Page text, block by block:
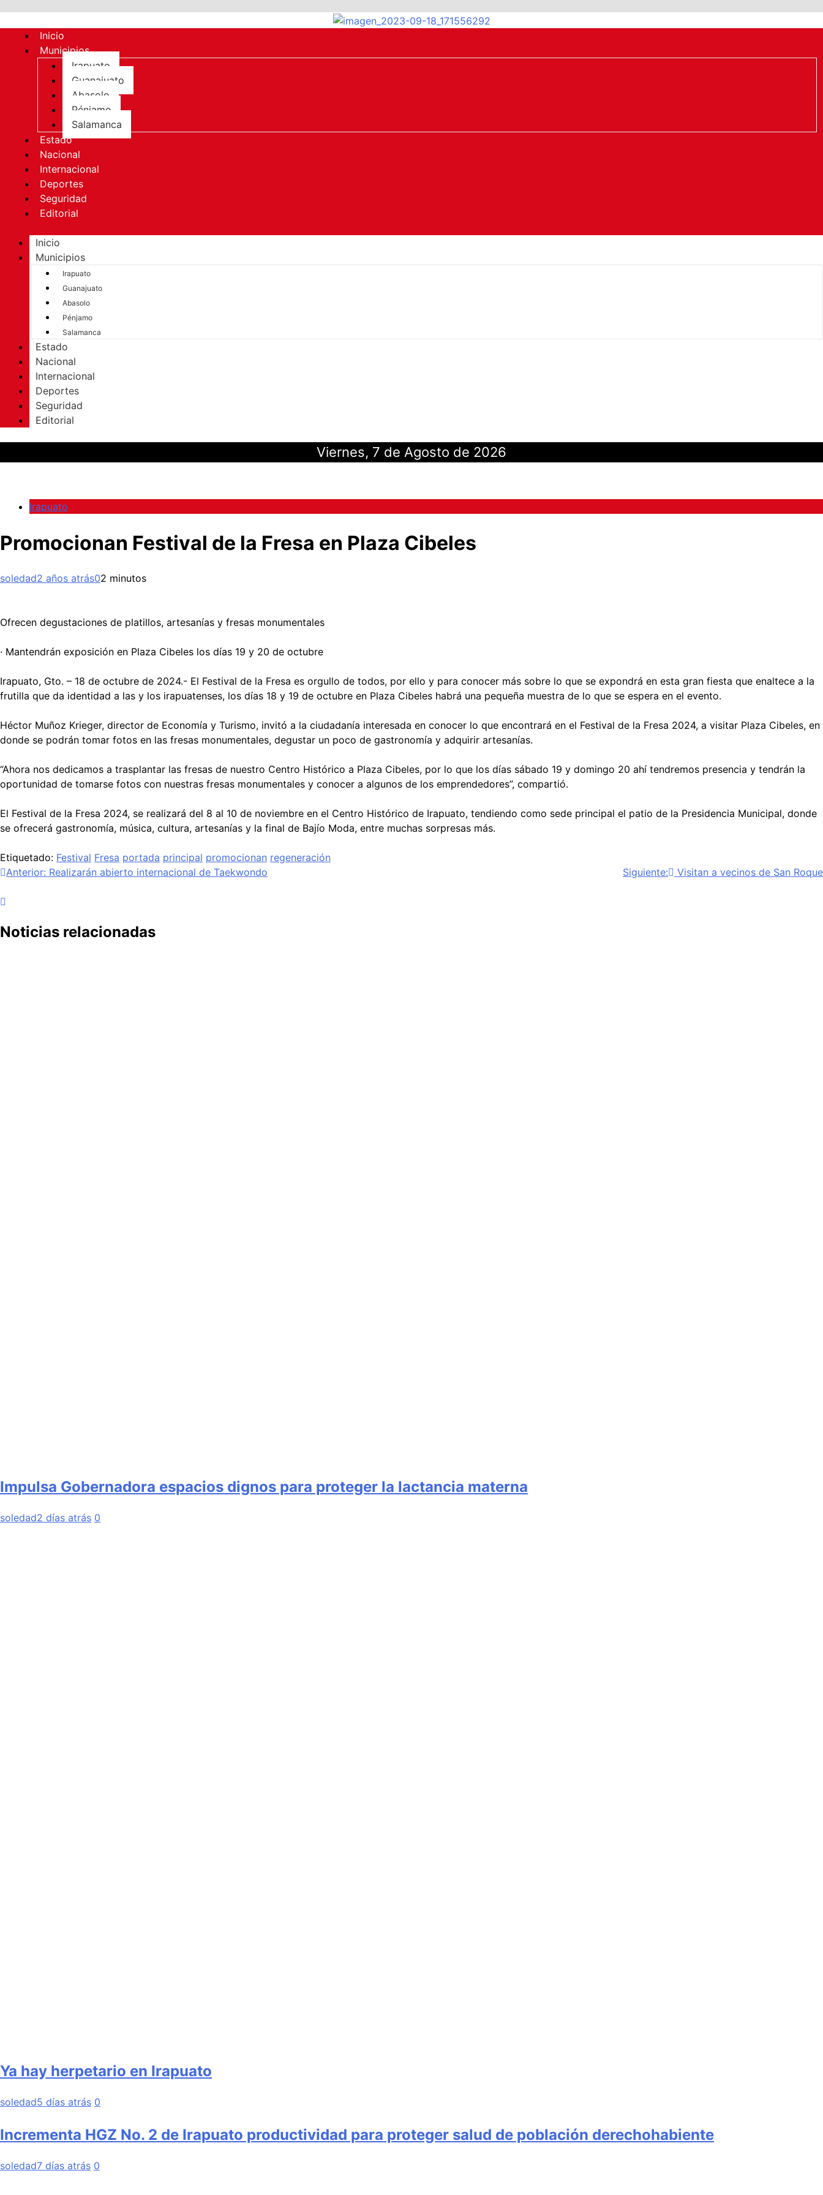
Inicio
Municipios
Irapuato
Guanajuato
Abasolo
Pénjamo
Salamanca
Estado
Nacional
Internacional
Deportes
Seguridad
Editorial
Inicio
Municipios
Irapuato
Guanajuato
Abasolo
Pénjamo
Salamanca
Estado
Nacional
Internacional
Deportes
Seguridad
Editorial
Viernes, 7 de Agosto de 2026
Irapuato
Promocionan Festival de la Fresa en Plaza Cibeles
soledad2 años atrás02 minutos
Ofrecen degustaciones de platillos, artesanías y fresas monumentales
· Mantendrán exposición en Plaza Cibeles los días 19 y 20 de octubre
Irapuato, Gto. – 18 de octubre de 2024.- El Festival de la Fresa es orgullo de todos, por ello y para conocer más sobre lo que se expondrá en esta gran fiesta que enaltece a la
frutilla que da identidad a las y los irapuatenses, los días 18 y 19 de octubre en Plaza Cibeles habrá una pequeña muestra de lo que se espera en el evento.
Héctor Muñoz Krieger, director de Economía y Turismo, invitó a la ciudadanía interesada en conocer lo que encontrará en el Festival de la Fresa 2024, a visitar Plaza Cibeles, en
donde se podrán tomar fotos en las fresas monumentales, degustar un poco de gastronomía y adquirir artesanías.
“Ahora nos dedicamos a trasplantar las fresas de nuestro Centro Histórico a Plaza Cibeles, por lo que los días sábado 19 y domingo 20 ahí tendremos presencia y tendrán la
oportunidad de tomarse fotos con nuestras fresas monumentales y conocer a algunos de los emprendedores”, compartió.
El Festival de la Fresa 2024, se realizará del 8 al 10 de noviembre en el Centro Histórico de Irapuato, tendiendo como sede principal el patio de la Presidencia Municipal, donde
se ofrecerá gastronomía, música, cultura, artesanías y la final de Bajío Moda, entre muchas sorpresas más.
Etiquetado: Festival Fresa portada principal promocionan regeneración
Anterior: Realizarán abierto internacional de Taekwondo Siguiente: Visitan a vecinos de San Roque
Noticias relacionadas
Impulsa Gobernadora espacios dignos para proteger la lactancia materna
soledad2 días atrás 0
Ya hay herpetario en Irapuato
soledad5 días atrás 0
Incrementa HGZ No. 2 de Irapuato productividad para proteger salud de población derechohabiente
soledad7 días atrás 0